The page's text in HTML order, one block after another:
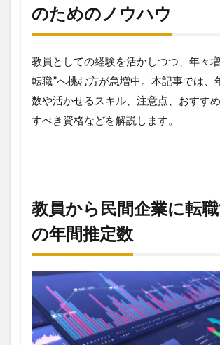
民
間
企
へ
｜
転
職
功
ウ
ハ
ウ
2
教
員
か
ら
民
間
のためのノウハウ
教員としての経験を活かしつつ、年々
転職”へ挑む方が急増中。本記事では、
数や活かせるスキル、注意点、おすす
すべき資格などを解説します。
教員から民間企業に転
の年間推定数